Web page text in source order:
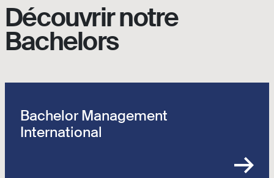
Découvrir notre
Bachelors
Bachelor Management
International